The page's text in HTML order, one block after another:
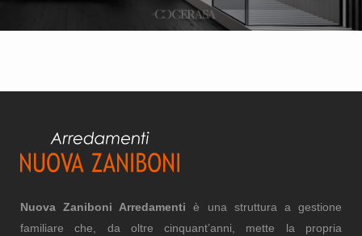
Nuova Zaniboni Arredamenti è una struttura a gestione
familiare che, da oltre cinquant’anni, mette la propria